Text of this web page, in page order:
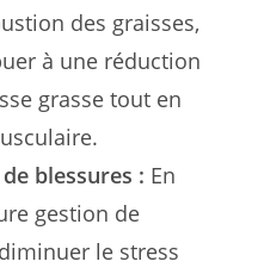
des graisses,
à une réduction
grasse tout en
blessures : En
gestion de
le stress